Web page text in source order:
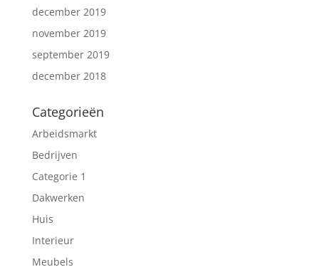
december 2019
november 2019
september 2019
december 2018
Categorieën
Arbeidsmarkt
Bedrijven
Categorie 1
Dakwerken
Huis
Interieur
Meubels